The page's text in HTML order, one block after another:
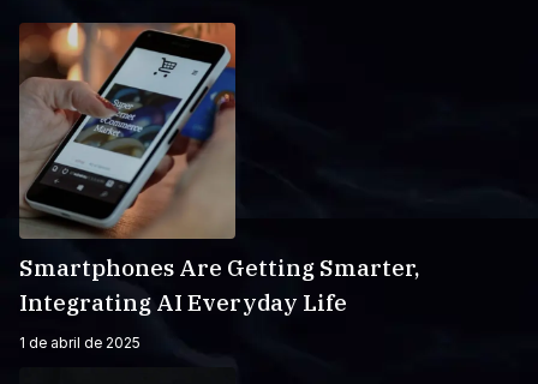
Smartphones Are Getting Smarter,
Integrating AI Everyday Life
1 de abril de 2025